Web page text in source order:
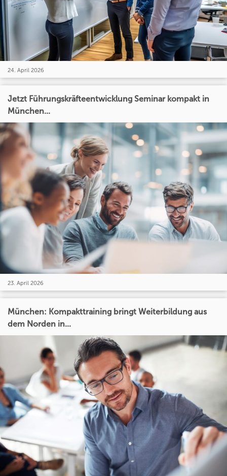
24. April 2026
Jetzt Führungskräfteentwicklung Seminar kompakt in
München...
23. April 2026
München: Kompakttraining bringt Weiterbildung aus
dem Norden in...